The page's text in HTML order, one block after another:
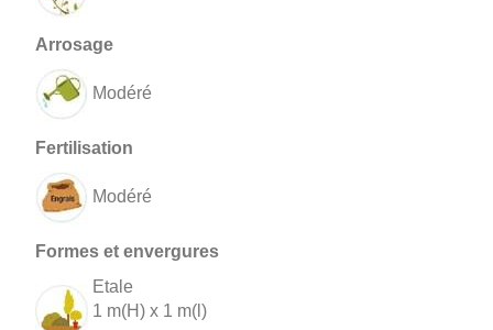
Modéré
Modéré
Etale
1 m(H) x 1 m(l)